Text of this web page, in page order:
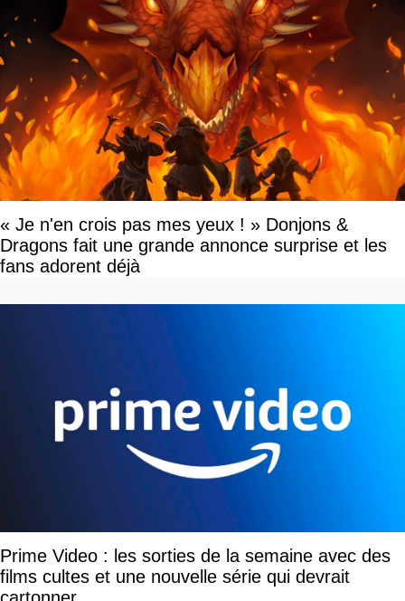
« Je n'en crois pas mes yeux ! » Donjons &
Dragons fait une grande annonce surprise et les
fans adorent déjà
Prime Video : les sorties de la semaine avec des
films cultes et une nouvelle série qui devrait